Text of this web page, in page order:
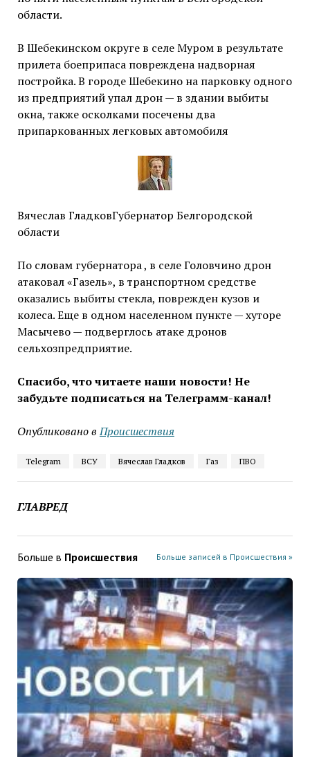
области.
В Шебекинском округе в селе Муром в результате
прилета боеприпаса повреждена надворная
постройка. В городе Шебекино на парковку одного
из предприятий упал дрон — в здании выбиты
окна, также осколками посечены два
припаркованных легковых автомобиля
Вячеслав ГладковГубернатор Белгородской
области
По словам губернатора , в селе Головчино дрон
атаковал «Газель», в транспортном средстве
оказались выбиты стекла, поврежден кузов и
колеса. Еще в одном населенном пункте — хуторе
Масычево — подверглось атаке дронов
сельхозпредприятие.
Спасибо, что читаете наши новости! Не
забудьте подписаться на Телеграмм-канал!
Опубликовано в Проиcшествия
Telegram ВСУ Вячеслав Гладков Газ ПВО
ГЛАВРЕД
Больше в Проиcшествия Больше записей в Проиcшествия »